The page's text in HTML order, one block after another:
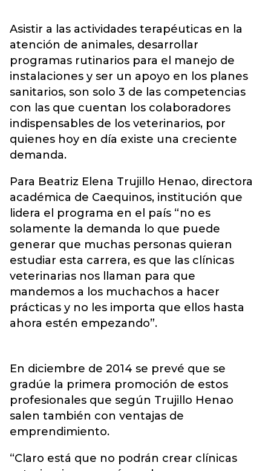
Asistir a las actividades terapéuticas en la
atención de animales, desarrollar
programas rutinarios para el manejo de
instalaciones y ser un apoyo en los planes
sanitarios, son solo 3 de las competencias
con las que cuentan los colaboradores
indispensables de los veterinarios, por
quienes hoy en día existe una creciente
demanda.
Para Beatriz Elena Trujillo Henao, directora
académica de Caequinos, institución que
lidera el programa en el país “no es
solamente la demanda lo que puede
generar que muchas personas quieran
estudiar esta carrera, es que las clínicas
veterinarias nos llaman para que
mandemos a los muchachos a hacer
prácticas y no les importa que ellos hasta
ahora estén empezando”.
En diciembre de 2014 se prevé que se
gradúe la primera promoción de estos
profesionales que según Trujillo Henao
salen también con ventajas de
emprendimiento.
“Claro está que no podrán crear clínicas